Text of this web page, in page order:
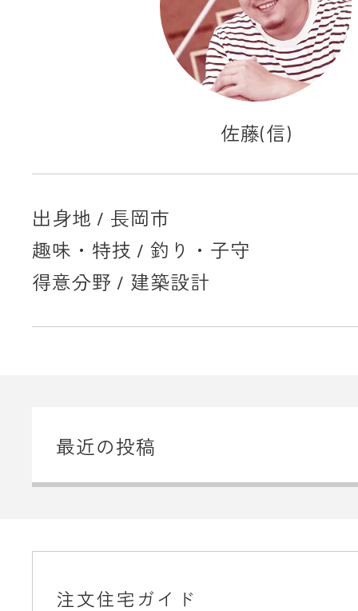
佐藤(信)
出身地 / 長岡市
趣味・特技 / 釣り・子守
得意分野 / 建築設計
最近の投稿
注文住宅ガイド